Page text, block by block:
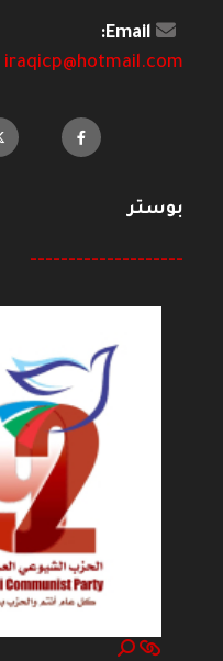
Email:
iraqicp@hotmail.com
بوستر
--------------------